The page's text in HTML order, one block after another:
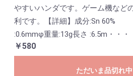
やすいハンダです。ゲーム機など
利です。【詳細】成分:Sn
:0.6mmφ重量:13g長さ :6.5m・・・
￥580
ただいま品切れ中